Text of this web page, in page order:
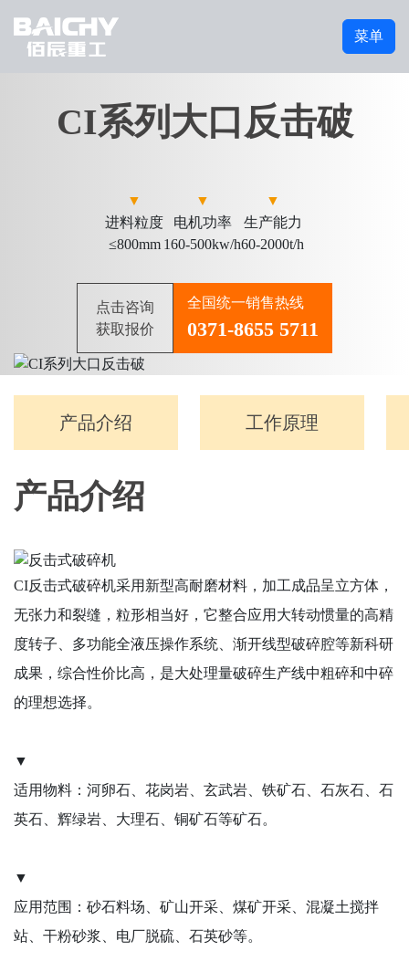
菜单
CI系列大口反击破
▼
进料粒度
≤800mm
▼
电机功率
160-500kw/h
▼
生产能力
60-2000t/h
点击咨询
获取报价
全国统一销售热线
0371-8655 5711
产品介绍 工作原理
产品介绍
CI反击式破碎机采用新型高耐磨材料，加工成品呈立方体，
无张力和裂缝，粒形相当好，它整合应用大转动惯量的高精
度转子、多功能全液压操作系统、渐开线型破碎腔等新科研
成果，综合性价比高，是大处理量破碎生产线中粗碎和中碎
的理想选择。
▼
适用物料：河卵石、花岗岩、玄武岩、铁矿石、石灰石、石
英石、辉绿岩、大理石、铜矿石等矿石。
▼
应用范围：砂石料场、矿山开采、煤矿开采、混凝土搅拌
站、干粉砂浆、电厂脱硫、石英砂等。